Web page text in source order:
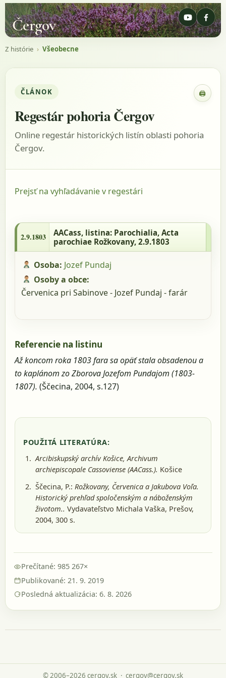
Čergov
Z histórie › Všeobecne
ČLÁNOK 🖨
Regestár pohoria Čergov
Online regestár historických listín oblasti pohoria
Čergov.
Prejsť na vyhľadávanie v regestári
Acta parochiae Rožkovany, 2.9.1803
2.9.1803 AACass, listina: Parochialia, Acta
parochiae Rožkovany, 2.9.1803
Osoba: Jozef Pundaj
Osoby a obce:
Červenica pri Sabinove - Jozef Pundaj - farár
Referencie na listinu
Až koncom roka 1803 fara sa opäť stala obsadenou a
to kaplánom zo Zborova Jozefom Pundajom (1803-
1807). (Ščecina, 2004, s.127)
POUŽITÁ LITERATÚRA:
Arcibiskupský archív Košice, Archivum
archiepiscopale Cassoviense (AACass.). Košice
Ščecina, P.: Rožkovany, Červenica a Jakubova Voľa.
Historický prehľad spoločenským a náboženským
životom.. Vydavateľstvo Michala Vaška, Prešov,
2004, 300 s.
Prečítané: 985 267×
Publikované: 21. 9. 2019
Posledná aktualizácia: 6. 8. 2026
© 2006–2026 cergov.sk · cergov@cergov.sk